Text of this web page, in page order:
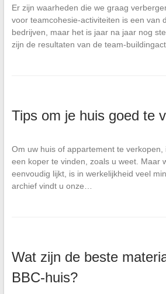
Er zijn waarheden die we graag
voor teamcohesie-activiteiten is een van
bedrijven, maar het is jaar na jaar nog
zijn de resultaten van de team-
Tips om je huis goed te
Om uw huis of appartement te verkopen,
een koper te vinden, zoals u weet. Maar
eenvoudig lijkt, is in werkelijkheid veel
archief vindt u onze…
Wat zijn de beste
BBC-huis?